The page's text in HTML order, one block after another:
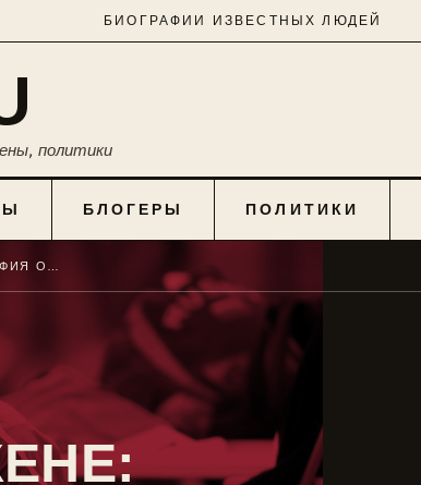
БИОГРАФИИ ИЗВЕСТНЫХ ЛЮДЕЙ
политики
БЛОГЕРЫ ПОЛИТИКИ